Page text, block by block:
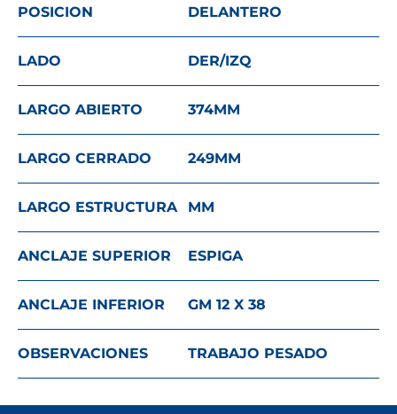
POSICION DELANTERO
LADO DER/IZQ
LARGO ABIERTO 374MM
LARGO CERRADO 249MM
LARGO ESTRUCTURA MM
ANCLAJE SUPERIOR ESPIGA
ANCLAJE INFERIOR GM 12 X 38
OBSERVACIONES TRABAJO PESADO